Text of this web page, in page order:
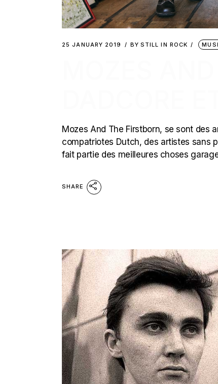
25 JANUARY 2019 BY STILL IN ROCK
Mozes And The Firstborn, se sont des
compatriotes Dutch, des artistes sans
fait partie des meilleures choses
SHARE